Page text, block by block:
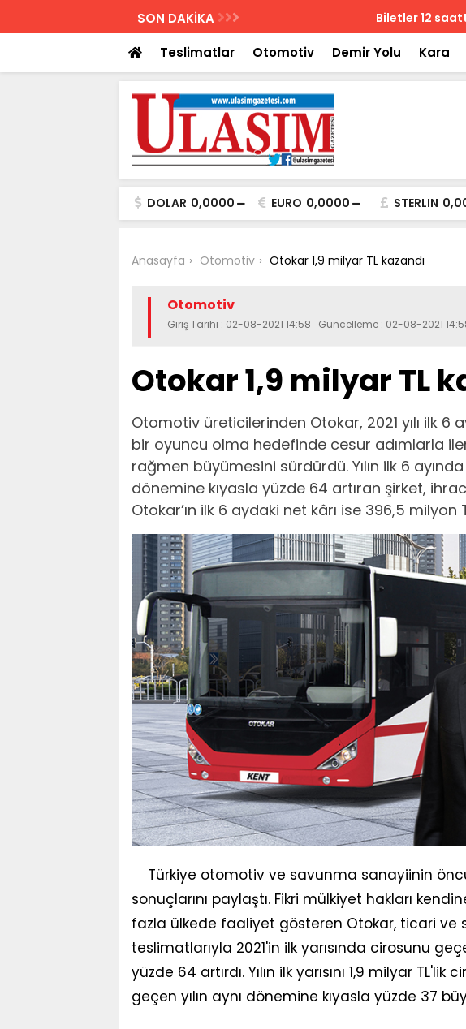
SON DAKİKA Biletler 12 saatte iade
Teslimatlar Otomotiv Demir Yolu Kara
DOLAR 0,0000 EURO 0,0000 STERLIN
Anasayfa Otomotiv Otokar 1,9 milyar TL kazandı
Otomotiv
Giriş Tarihi : 02-08-2021 14:58 Güncelleme : 02-08-2021
Otokar 1,9 milyar TL
Otomotiv üreticilerinden Otokar, 2021 yılı ilk 6
bir oyuncu olma hedefinde cesur adımlarla
rağmen büyümesini sürdürdü. Yılın ilk 6
dönemine kıyasla yüzde 64 artıran şirket,
Otokar’ın ilk 6 aydaki net kârı ise 396,5 milyon
Türkiye otomotiv ve savunma sanayiinin öncü
sonuçlarını paylaştı. Fikri mülkiyet hakları
fazla ülkede faaliyet gösteren Otokar, ticari
teslimatlarıyla 2021'in ilk yarısında cirosunu
yüzde 64 artırdı. Yılın ilk yarısını 1,9 milyar
geçen yılın aynı dönemine kıyasla yüzde 37